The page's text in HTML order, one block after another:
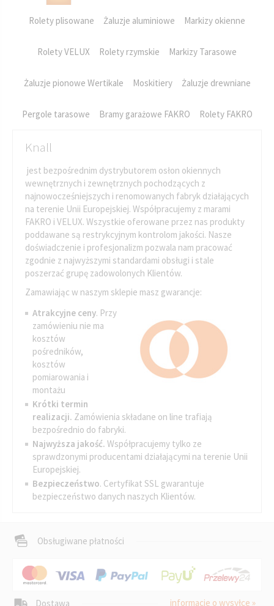
Rolety plisowane Żaluzje aluminiowe Markizy okienne
Rolety VELUX Rolety rzymskie Markizy Tarasowe
Żaluzje pionowe Wertikale Moskitiery Żaluzje drewniane
Pergole tarasowe Bramy garażowe FAKRO Rolety FAKRO
Knall
jest bezpośrednim dystrybutorem osłon okiennych
wewnętrznych i zewnętrznych pochodzących z
najnowocześniejszych i renomowanych fabryk działających
na terenie Unii Europejskiej. Współpracujemy z marami
FAKRO i VELUX. Wszystkie oferowane przez nas produkty
poddawane są restrykcyjnym kontrolom jakości. Nasze
doświadczenie i profesjonalizm pozwala nam pracować
zgodnie z najwyższymi standardami obsługi i stale
poszerzać grupę zadowolonych Klientów.
Zamawiając w naszym sklepie masz gwarancje:
Atrakcyjne ceny. Przy
zamówieniu nie ma
kosztów
pośredników,
kosztów
pomiarowania i
montażu
Krótki termin
realizacji. Zamówienia składane on line trafiają
bezpośrednio do fabryki.
Najwyższa jakość. Współpracujemy tylko ze
sprawdzonymi producentami działającymi na terenie Unii
Europejskiej.
Bezpieczeństwo. Certyfikat SSL gwarantuje
bezpieczeństwo danych naszych Klientów.
Obsługiwane płatności
Dostawa informacje o wysyłce »